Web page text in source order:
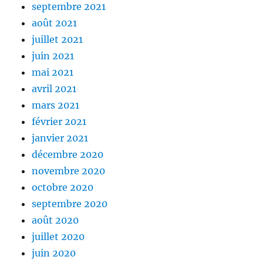
septembre 2021
août 2021
juillet 2021
juin 2021
mai 2021
avril 2021
mars 2021
février 2021
janvier 2021
décembre 2020
novembre 2020
octobre 2020
septembre 2020
août 2020
juillet 2020
juin 2020